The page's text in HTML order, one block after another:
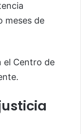
meses de
el Centro de